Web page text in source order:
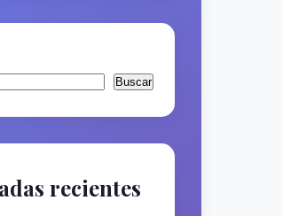
Buscar
recientes